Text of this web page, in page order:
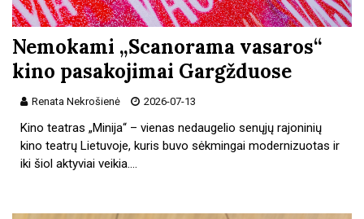
Nemokami „Scanorama vasaros“
kino pasakojimai Gargžduose
Renata Nekrošienė 2026-07-13
Kino teatras „Minija“ – vienas nedaugelio senųjų rajoninių
kino teatrų Lietuvoje, kuris buvo sėkmingai modernizuotas ir
iki šiol aktyviai veikia.…